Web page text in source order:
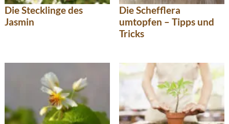
Die Stecklinge des
Jasmin
Die Schefflera
umtopfen – Tipps und
Tricks